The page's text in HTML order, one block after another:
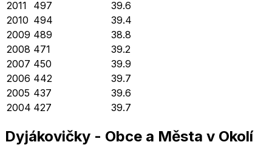
2011 497
39.6
2010 494
39.4
2009 489
38.8
2008 471
39.2
2007 450
39.9
2006 442
39.7
2005 437
39.6
2004 427 39.7
Dyjákovičky - Obce a Města v Okolí